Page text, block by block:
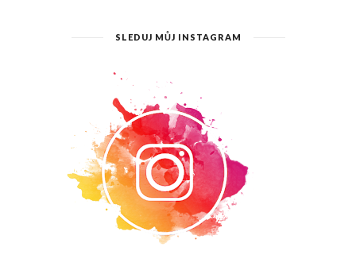
SLEDUJ MŮJ INSTAGRAM